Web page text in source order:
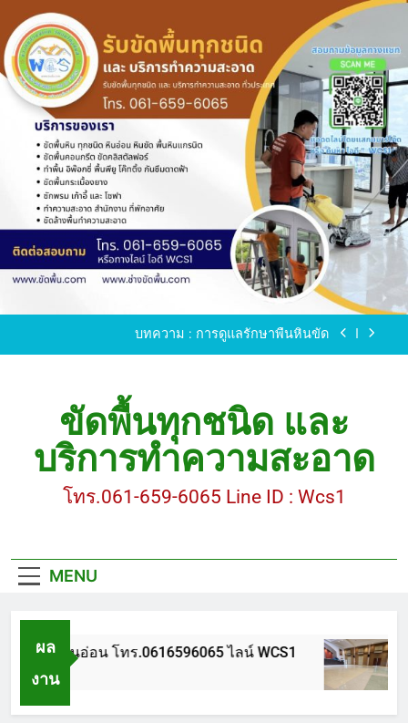
to
content
ขัดพื้นหินขัด อบต.แหลมบัวนครปฐม
ขัดพื้นหินอ่อน โทร.0616596065 ไลน์ WCS1
บทความ : การดูแลรักษาพื้นหินขัด
ขัดพื้นหินขัด อบต.แหลมบัวนครปฐม
ขัดพื้นหินอ่อน โทร.0616596065 ไลน์ WCS1
บทความ : การดูแลรักษาพื้นหินขัด
ขัดพื้นทุกชนิด และ
บริการทำความสะอาด
โทร.061-659-6065 Line ID : Wcs1
MENU
ผล
งาน
พื้นหินอ่อน โทร.0616596065 ไลน์ WCS1
Ago
บท
1 ปี